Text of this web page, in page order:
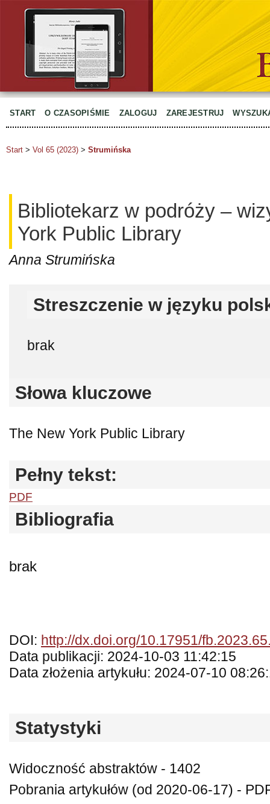
START O CZASOPIŚMIE ZALOGUJ ZAREJESTRUJ
Start > Vol 65 (2023) > Strumińska
Bibliotekarz w podróży –
York Public Library
Anna Strumińska
Streszczenie w języku
brak
Słowa kluczowe
The New York Public Library
Pełny tekst:
PDF
Bibliografia
brak
DOI: http://dx.doi.org/10.17951/
Data publikacji: 2024-10-03 11:42:15
Data złożenia artykułu: 2024-07-10
Statystyki
Widoczność abstraktów - 1402
Pobrania artykułów (od 2020-06-17) -